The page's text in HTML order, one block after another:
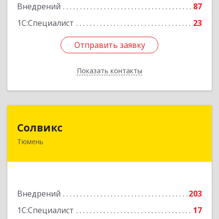
Внедрений
87
1С:Специалист
23
Отправить заявку
Показать контакты
Отправить заявку
Назад
Солвикс
Тюмень
Внедрений
203
1С:Специалист
17
625031, Тюменская обл, Тюмень г, Щербакова